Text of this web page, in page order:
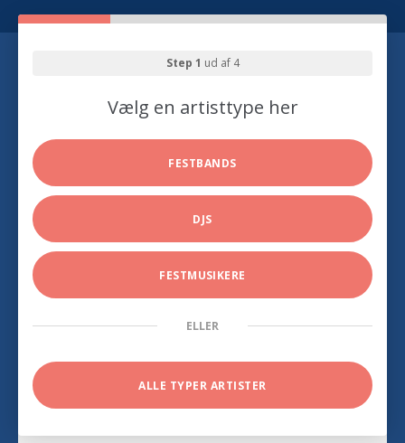
Step 1 ud af 4
Vælg en artisttype her
FESTBANDS
DJS
FESTMUSIKERE
ELLER
ALLE TYPER ARTISTER